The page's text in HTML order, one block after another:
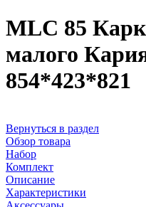
MLC 85
малого
854*423*821
Вернуться в раздел
Обзор товара
Набор
Комплект
Описание
Характеристики